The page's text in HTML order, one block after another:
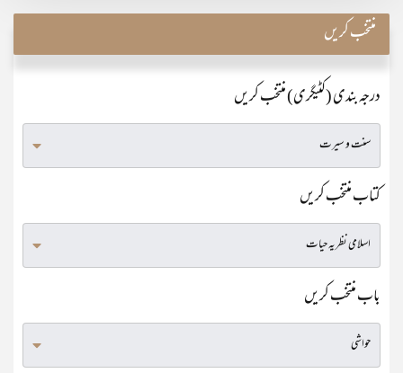
منتخب کریں
درجہ بندی (کٹیگری) منتخب کریں
کتاب منتخب کریں
باب منتخب کریں